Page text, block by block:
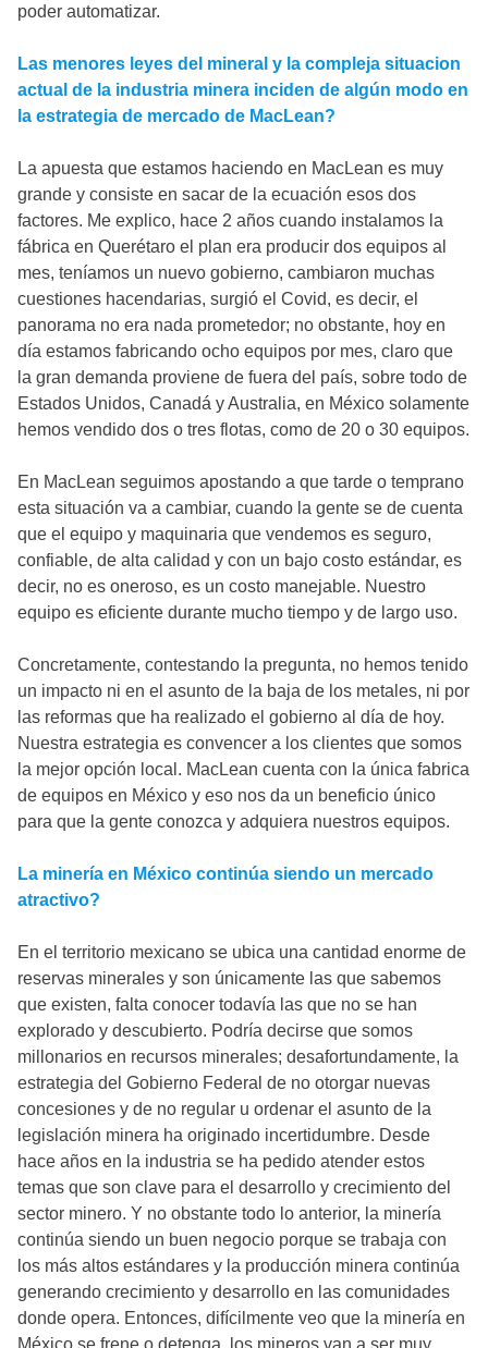
poder automatizar.
Las menores leyes del mineral y la compleja situacion
actual de la industria minera inciden de algún modo en
la estrategia de mercado de MacLean?
La apuesta que estamos haciendo en MacLean es muy
grande y consiste en sacar de la ecuación esos dos
factores. Me explico, hace 2 años cuando instalamos la
fábrica en Querétaro el plan era producir dos equipos al
mes, teníamos un nuevo gobierno, cambiaron muchas
cuestiones hacendarias, surgió el Covid, es decir, el
panorama no era nada prometedor; no obstante, hoy en
día estamos fabricando ocho equipos por mes, claro que
la gran demanda proviene de fuera del país, sobre todo de
Estados Unidos, Canadá y Australia, en México solamente
hemos vendido dos o tres flotas, como de 20 o 30 equipos.
En MacLean seguimos apostando a que tarde o temprano
esta situación va a cambiar, cuando la gente se de cuenta
que el equipo y maquinaria que vendemos es seguro,
confiable, de alta calidad y con un bajo costo estándar, es
decir, no es oneroso, es un costo manejable. Nuestro
equipo es eficiente durante mucho tiempo y de largo uso.
Concretamente, contestando la pregunta, no hemos tenido
un impacto ni en el asunto de la baja de los metales, ni por
las reformas que ha realizado el gobierno al día de hoy.
Nuestra estrategia es convencer a los clientes que somos
la mejor opción local. MacLean cuenta con la única fabrica
de equipos en México y eso nos da un beneficio único
para que la gente conozca y adquiera nuestros equipos.
La minería en México continúa siendo un mercado
atractivo?
En el territorio mexicano se ubica una cantidad enorme de
reservas minerales y son únicamente las que sabemos
que existen, falta conocer todavía las que no se han
explorado y descubierto. Podría decirse que somos
millonarios en recursos minerales; desafortundamente, la
estrategia del Gobierno Federal de no otorgar nuevas
concesiones y de no regular u ordenar el asunto de la
legislación minera ha originado incertidumbre. Desde
hace años en la industria se ha pedido atender estos
temas que son clave para el desarrollo y crecimiento del
sector minero. Y no obstante todo lo anterior, la minería
continúa siendo un buen negocio porque se trabaja con
los más altos estándares y la producción minera continúa
generando crecimiento y desarrollo en las comunidades
donde opera. Entonces, difícilmente veo que la minería en
México se frene o detenga, los mineros van a ser muy